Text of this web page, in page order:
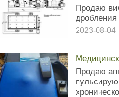
Продаю
дробления
2023-08-04
Продаю